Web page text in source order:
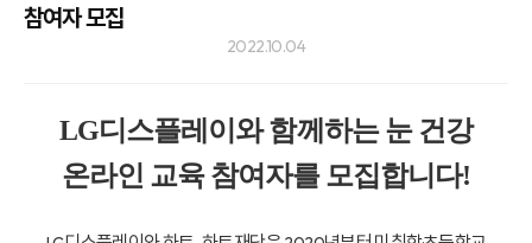
참여자 모집
2022.10.04
LG디스플레이와 함께하는 눈 건강
온라인 교육 참여자를 모집합니다!